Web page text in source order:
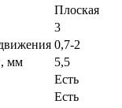
Плоская
3
0,7-2
мм
5,5
Есть
Есть